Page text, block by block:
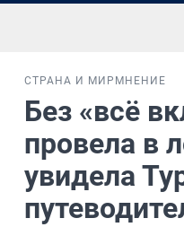
СТРАНА И МИР МНЕНИЕ
Без «всё
провела в
увидела